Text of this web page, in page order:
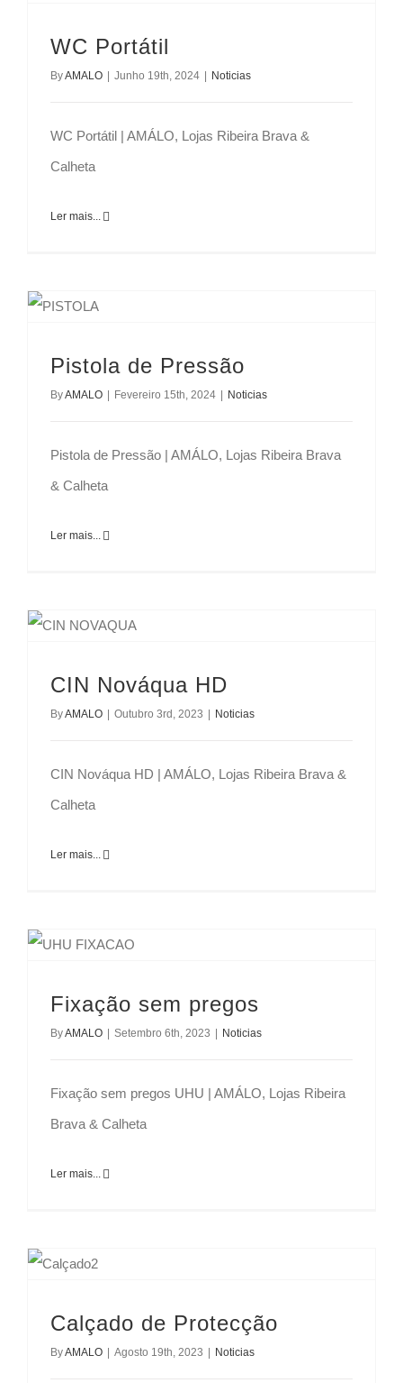
WC Portátil
ByAMALO Junho 19th, 2024 Noticias
WC Portátil | AMÁLO, Lojas Ribeira Brava &
Calheta
Ler mais...
Pistola de Pressão
ByAMALO Fevereiro 15th, 2024 Noticias
Pistola de Pressão | AMÁLO, Lojas Ribeira Brava
& Calheta
Ler mais...
CIN Nováqua HD
ByAMALO Outubro 3rd, 2023 Noticias
CIN Nováqua HD | AMÁLO, Lojas Ribeira Brava &
Calheta
Ler mais...
Fixação sem pregos
ByAMALO Setembro 6th, 2023 Noticias
Fixação sem pregos UHU | AMÁLO, Lojas Ribeira
Brava & Calheta
Ler mais...
Calçado de Protecção
ByAMALO Agosto 19th, 2023 Noticias